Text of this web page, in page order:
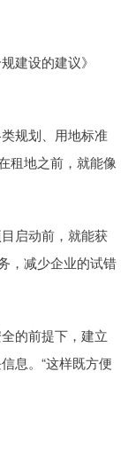
建设的建议》
规划、用地标准
租地之前，就能像
启动前，就能获
，减少企业的试错
的前提下，建立
息。“这样既方便